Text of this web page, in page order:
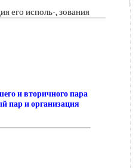
его исполь-, зования
и вторичного пара
пар и организация